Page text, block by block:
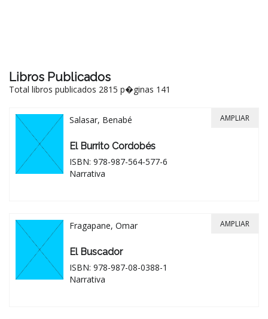
Libros Publicados
Total libros publicados 2815 p�ginas 141
Salasar, Benabé
El Burrito Cordobés
ISBN: 978-987-564-577-6
Narrativa
AMPLIAR
Fragapane, Omar
El Buscador
ISBN: 978-987-08-0388-1
Narrativa
AMPLIAR